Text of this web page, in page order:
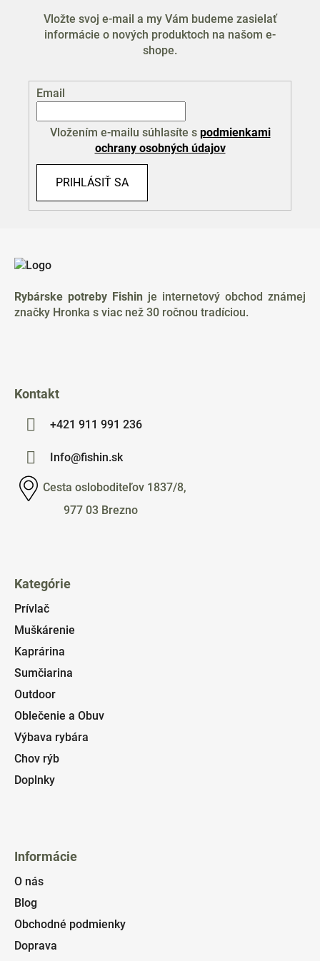
p
r
v
y
v
p
i
Vložte svoj e-mail a my Vám budeme zasielať
informácie o nových produktoch na našom e-
shope.
Email
Vložením e-mailu súhlasíte s podmienkami
ochrany osobných údajov
PRIHLÁSIŤ SA
Rybárske potreby Fishin je internetový obchod známej
značky Hronka s viac než 30 ročnou tradíciou.
Kontakt
+421 911 991 236
Info@fishin.sk
Cesta osloboditeľov 1837/8,
977 03 Brezno
Kategórie
Prívlač
Muškárenie
Kaprárina
Sumčiarina
Outdoor
Oblečenie a Obuv
Výbava rybára
Chov rýb
Doplnky
Informácie
O nás
Blog
Obchodné podmienky
Doprava